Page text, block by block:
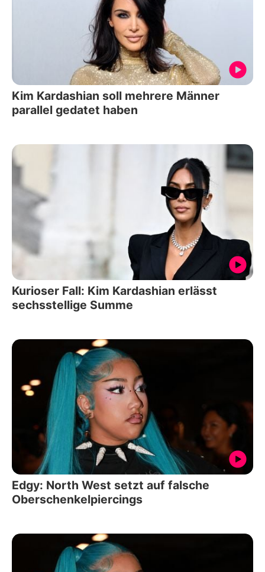
Kim Kardashian soll mehrere Männer
parallel gedatet haben
Kurioser Fall: Kim Kardashian erlässt
sechsstellige Summe
Edgy: North West setzt auf falsche
Oberschenkelpiercings